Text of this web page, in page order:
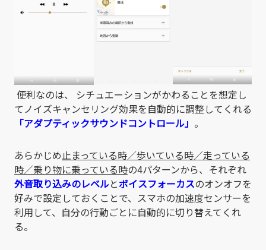
便利なのは、 シチュエーションがかわることを想定し
てノイズキャンセリング効果を自動的に調整してくれる
「アダプティックサウンドコントロール」 。
あらかじめ止まっている時／歩いている時／走っている
時／乗り物に乗っている時の4パターンから、それぞれ
外音取り込みのレベルとボイスフォーカスのオンオフを
好みで設定しておくことで、スマホの加速度センサーを
利用して、自分の行動ごとに自動的に切り替えてくれ
る。